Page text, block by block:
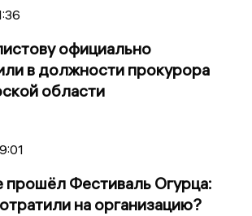
официально
в должности прокурора
области
прошёл Фестиваль Огурца:
на организацию?